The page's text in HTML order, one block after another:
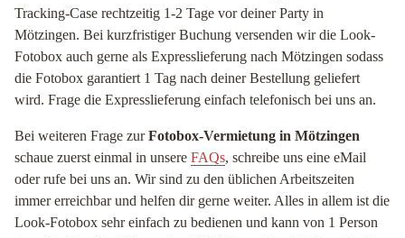
Tracking-Case rechtzeitig 1-2 Tage vor deiner Party in
Mötzingen. Bei kurzfristiger Buchung versenden wir die Look-
Fotobox auch gerne als Expresslieferung nach Mötzingen sodass
die Fotobox garantiert 1 Tag nach deiner Bestellung geliefert
wird. Frage die Expresslieferung einfach telefonisch bei uns an.
Bei weiteren Frage zurFotobox-Vermietung in Mötzingen
schaue zuerst einmal in unsere FAQs, schreibe uns eine eMail
oder rufe bei uns an. Wir sind zu den üblichen Arbeitszeiten
immer erreichbar und helfen dir gerne weiter. Alles in allem ist die
Look-Fotobox sehr einfach zu bedienen und kann von 1 Person